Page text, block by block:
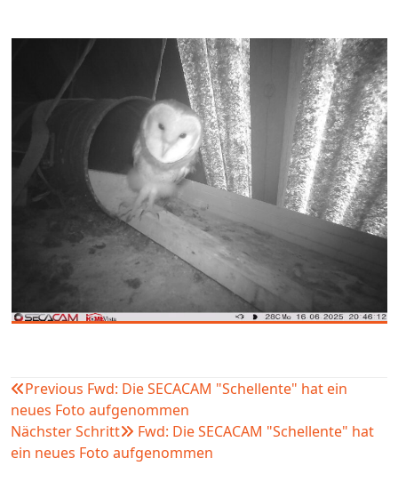
Beitragsnavigation
Previous Fwd: Die SECACAM "Schellente" hat ein
neues Foto aufgenommen
Nächster Schritt
Fwd: Die SECACAM "Schellente" hat
ein neues Foto aufgenommen